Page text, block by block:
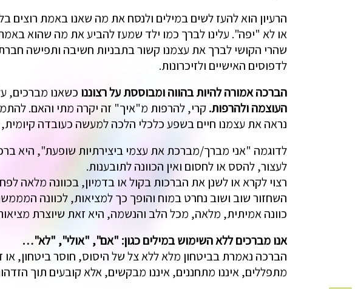
הרעיון הוא להעז לשים במילים ולנסח את מה שאנו באמת רוצים
או לא "יפה". עלינו לברך כמו ילד שמעז להביע את מה שהוא
שהרי הקושי לברך את עצמנו קשור בתבניות חשיבה ותפישה
לדפוסים האישיים ולזיכרונות.
הברכה אמורה להיות בהווה ומבוססת על רצוננו כשאנו מברכים,
העוצמה ולהרפות. קרי, להרפות מ"איך" זה יקרה מתי והאם.
נראה את עצמנו חיים בשפע כלכלי הלכה למעשה כעובדה קיומית,
לדוגמה "אני מברך/מברכת את עצמי ביצירתיות שופעת", היא
לעצור, להסס או לחסום ואין הכוונה לתובענות.
רצוי לקרא או לשנן את הברכות בקול או בדמיון, בכוונה מלאה
השחזור שוב ושוב נחרט במוח והופך כך למציאות, לכוונה
כוונה אמיתית, מלאה, מכל הלב והנשמה, היא זאת שיוצרת
אנו מברכים ללא השימוש במילים כגון: "אם", "אולי", "לא"…
הברכה נאמרת בביטחון מלא ללא צל של היסוס, חוסר ביטחון, או
מתפללים, איננו מתחננים, איננו מבקשים, אלא קובעים תוך